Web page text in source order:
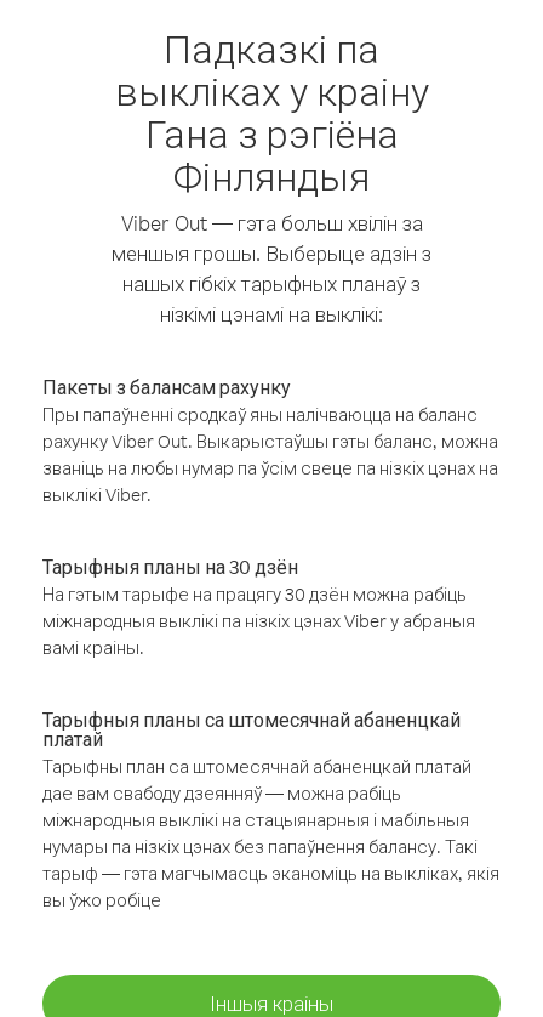
Падказкі па
выкліках у краіну
Гана з рэгіёна
Фінляндыя
Viber Out — гэта больш хвілін за
меншыя грошы. Выберыце адзін з
нашых гібкіх тарыфных планаў з
нізкімі цэнамі на выклікі:
Пакеты з балансам рахунку
Пры папаўненні сродкаў яны налічваюцца на баланс
рахунку Viber Out. Выкарыстаўшы гэты баланс, можна
званіць на любы нумар па ўсім свеце па нізкіх цэнах на
выклікі Viber.
Тарыфныя планы на 30 дзён
На гэтым тарыфе на працягу 30 дзён можна рабіць
міжнародныя выклікі па нізкіх цэнах Viber у абраныя
вамі краіны.
Тарыфныя планы са штомесячнай абаненцкай
платай
Тарыфны план са штомесячнай абаненцкай платай
дае вам свабоду дзеянняў — можна рабіць
міжнародныя выклікі на стацыянарныя і мабільныя
нумары па нізкіх цэнах без папаўнення балансу. Такі
тарыф — гэта магчымасць эканоміць на выкліках, якія
вы ўжо робіце
Іншыя краіны